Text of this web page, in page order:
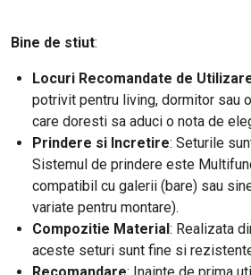
Bine de stiut:
Locuri Recomandate de
potrivit pentru living, dormitor sau
care doresti sa aduci o nota de
Prindere si Incretire: Seturile
Sistemul de prindere este
compatibil cu galerii (bare) sau
variate pentru montare).
Compozitie Material: Realizata
aceste seturi sunt fine si